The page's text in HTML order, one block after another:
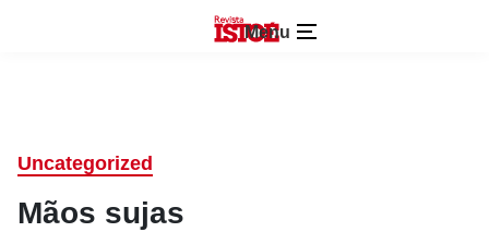
Menu
Uncategorized
Mãos sujas